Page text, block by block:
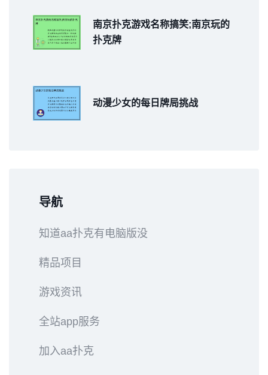
南京扑克游戏名称搞笑;南京玩的
扑克牌
动漫少女的每日牌局挑战
导航
知道aa扑克有电脑版没
精品项目
游戏资讯
全站app服务
加入aa扑克